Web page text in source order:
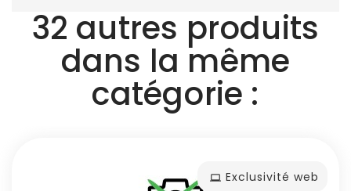
32 autres produits
dans la même
catégorie :
Exclusivité web